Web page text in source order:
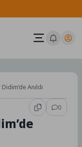
Anıldı
0